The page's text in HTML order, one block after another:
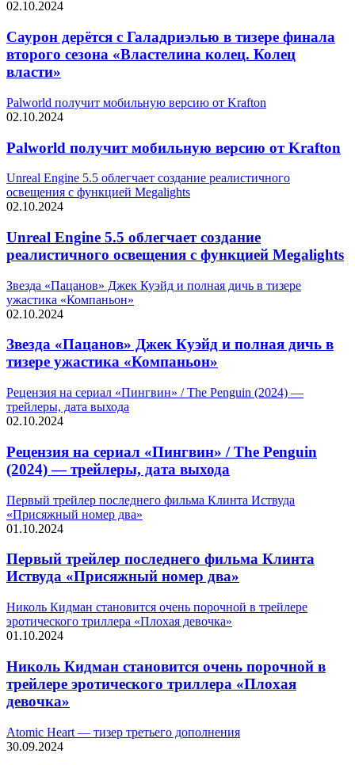
02.10.2024
Саурон дерётся с Галадриэлью в тизере финала
второго сезона «Властелина колец. Колец
власти»
Palworld получит мобильную версию от Krafton
02.10.2024
Palworld получит мобильную версию от Krafton
Unreal Engine 5.5 облегчает создание реалистичного
освещения с функцией Megalights
02.10.2024
Unreal Engine 5.5 облегчает создание
реалистичного освещения с функцией Megalights
Звезда «Пацанов» Джек Куэйд и полная дичь в тизере
ужастика «Компаньон»
02.10.2024
Звезда «Пацанов» Джек Куэйд и полная дичь в
тизере ужастика «Компаньон»
Рецензия на сериал «Пингвин» / The Penguin (2024) —
трейлеры, дата выхода
02.10.2024
Рецензия на сериал «Пингвин» / The Penguin
(2024) — трейлеры, дата выхода
Первый трейлер последнего фильма Клинта Иствуда
«Присяжный номер два»
01.10.2024
Первый трейлер последнего фильма Клинта
Иствуда «Присяжный номер два»
Николь Кидман становится очень порочной в трейлере
эротического триллера «Плохая девочка»
01.10.2024
Николь Кидман становится очень порочной в
трейлере эротического триллера «Плохая
девочка»
Atomic Heart — тизер третьего дополнения
30.09.2024